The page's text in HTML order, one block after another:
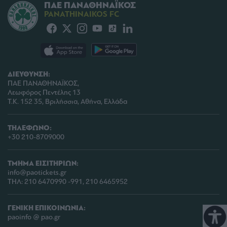
ΔΙΕΥΘΥΝΣΗ:
ΠΑΕ ΠΑΝΑΘΗΝΑΪΚΟΣ,
Λεωφόρος Πεντέλης 13
Τ.Κ. 152 35, Βριλήσσια, Αθήνα, Ελλάδα
ΤΗΛΕΦΩΝΟ:
+30 210-8709000
ΤΜΗΜΑ ΕΙΣΙΤΗΡΙΩΝ:
info@paotickets.gr
ΤΗΛ: 210 6470990 -991, 210 6465952
ΓΕΝΙΚΗ ΕΠΙΚΟΙΝΩΝΙΑ:
paoinfo @ pao.gr
ΠΑΕ ΠΑΝΑΘΗΝΑΪΚΟΣ
PANATHINAIKOS FC